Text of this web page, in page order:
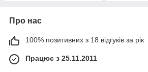
Про нас
100% позитивних з 18 відгуків за рік
Працює з 25.11.2011